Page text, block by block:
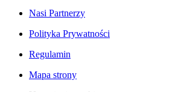
Nasi Partnerzy
Polityka Prywatności
Regulamin
Mapa strony